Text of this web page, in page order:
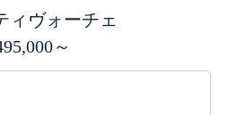
ィヴォーチェ
～